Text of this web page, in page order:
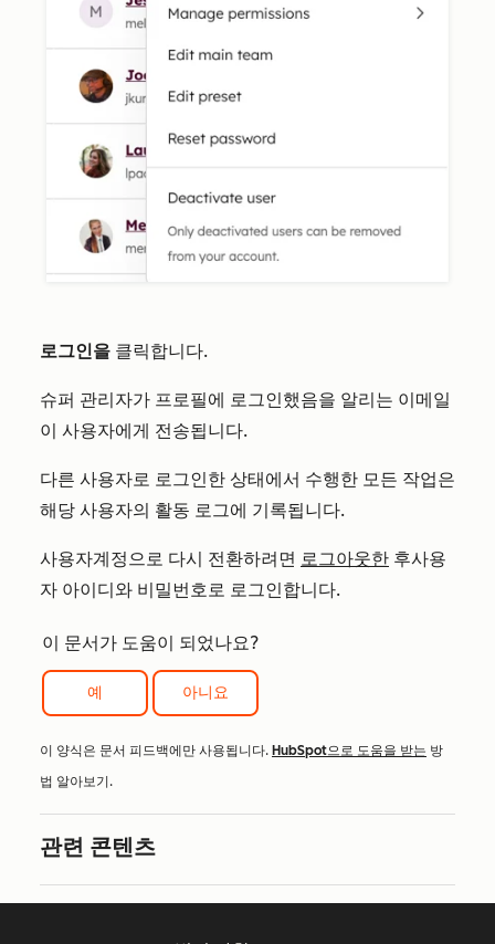
로그인을 클릭합니다.
슈퍼 관리자가 프로필에 로그인했음을 알리는 이메일
이 사용자에게 전송됩니다.
다른 사용자로 로그인한 상태에서 수행한 모든 작업은
해당 사용자의 활동 로그에 기록됩니다.
사용자계정으로 다시 전환하려면 로그아웃한 후사용
자 아이디와 비밀번호로 로그인합니다.
이 문서가 도움이 되었나요?
예 아니요
이 양식은 문서 피드백에만 사용됩니다. HubSpot으로 도움을 받는 방
법 알아보기.
관련 콘텐츠